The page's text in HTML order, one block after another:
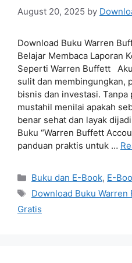
August 20, 2025 by
Download Buku Warren
Belajar Membaca Laporan
Seperti Warren Buffett
sulit dan membingungkan,
bisnis dan investasi. Tanpa
mustahil menilai apakah
benar sehat dan layak
Buku “Warren Buffett
panduan praktis untuk …
Categories
Buku dan E-Book, E-
Tags
Download Buku
Gratis